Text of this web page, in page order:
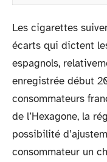
Les cigarettes
écarts qui dictent
espagnols,
enregistrée début
consommateurs
de l’Hexagone, la
possibilité
consommateur un